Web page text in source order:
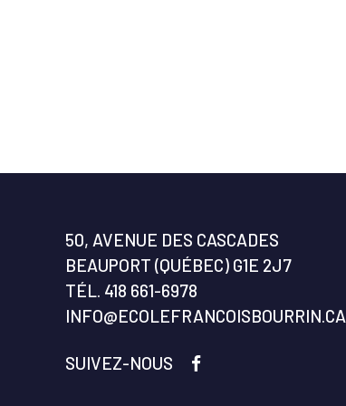
50, AVENUE DES CASCADES
BEAUPORT (QUÉBEC) G1E 2J7
TÉL. 418 661-6978
INFO@ECOLEFRANCOISBOURRIN.CA
SUIVEZ-NOUS